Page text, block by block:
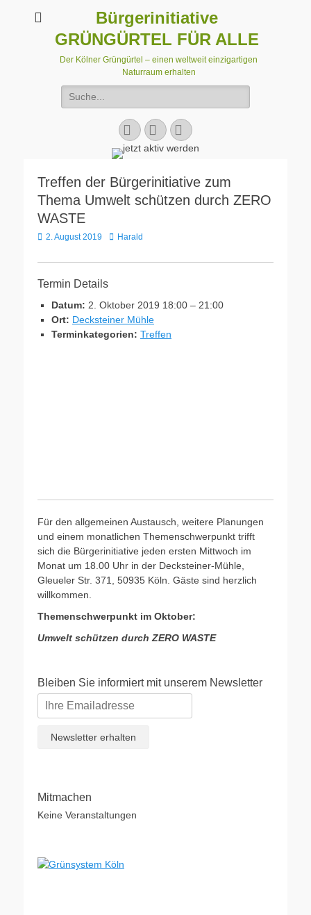
Bürgerinitiative
GRÜNGÜRTEL FÜR ALLE
Der Kölner Grüngürtel – einen weltweit einzigartigen
Naturraum erhalten
Suchen
nach:
Facebook
E-
Mail
Instagram
Treffen der Bürgerinitiative zum
Thema Umwelt schützen durch ZERO
WASTE
Veröffentlicht
2. August 2019 AutorHarald
Termin Details
Datum: 2. Oktober 2019 18:00 – 21:00
Ort: Decksteiner Mühle
Terminkategorien: Treffen
Für den allgemeinen Austausch, weitere Planungen
und einem monatlichen Themenschwerpunkt trifft
sich die Bürgerinitiative jeden ersten Mittwoch im
Monat um 18.00 Uhr in der Decksteiner-Mühle,
Gleueler Str. 371, 50935 Köln. Gäste sind herzlich
willkommen.
Themenschwerpunkt im Oktober:
Umwelt schützen durch ZERO WASTE
Bleiben Sie informiert mit unserem Newsletter
Mitmachen
Keine Veranstaltungen